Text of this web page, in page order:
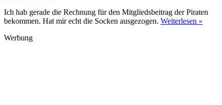
Ich hab gerade die Rechnung für den Mitgliedsbeitrag der Piraten
bekommen. Hat mir echt die Socken ausgezogen. Weiterlesen »
Werbung